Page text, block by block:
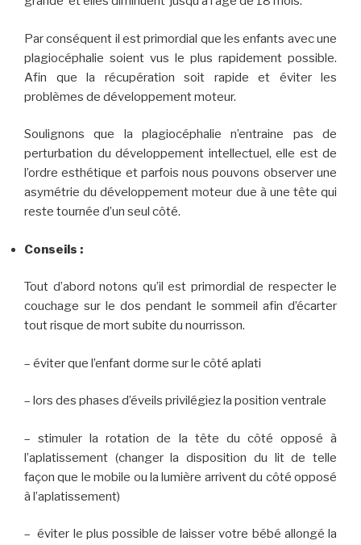
Par conséquent il est primordial que les enfants avec une
plagiocéphalie soient vus le plus rapidement possible.
Afin que la récupération soit rapide et éviter les
problèmes de développement moteur.
Soulignons que la plagiocéphalie n’entraine pas de
perturbation du développement intellectuel, elle est de
l’ordre esthétique et parfois nous pouvons observer une
asymétrie du développement moteur due à une tête qui
reste tournée d’un seul côté.
Conseils :
Tout d’abord notons qu’il est primordial de respecter le
couchage sur le dos pendant le sommeil afin d’écarter
tout risque de mort subite du nourrisson.
– éviter que l’enfant dorme sur le côté aplati
– lors des phases d’éveils privilégiez la position ventrale
– stimuler la rotation de la tête du côté opposé à
l’aplatissement (changer la disposition du lit de telle
façon que le mobile ou la lumière arrivent du côté opposé
à l’aplatissement)
– éviter le plus possible de laisser votre bébé allongé la